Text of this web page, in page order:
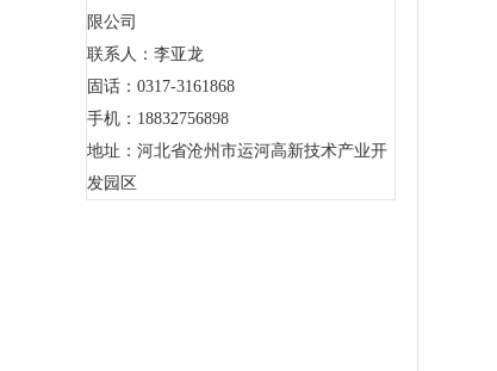
限公司
联系人：李亚龙
固话：0317-3161868
手机：18832756898
地址：河北省沧州市运河高新技术产业开
发园区